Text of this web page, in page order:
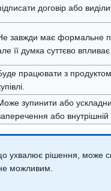
договір або
завжди має формальне
її думка суттєво
працювати з
зупинити або
або внутрішній
ухвалює рішення, може
можливим.